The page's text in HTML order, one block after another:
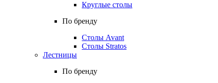
Круглые столы
По бренду
Столы Avant
Столы Stratos
Лестницы
По бренду